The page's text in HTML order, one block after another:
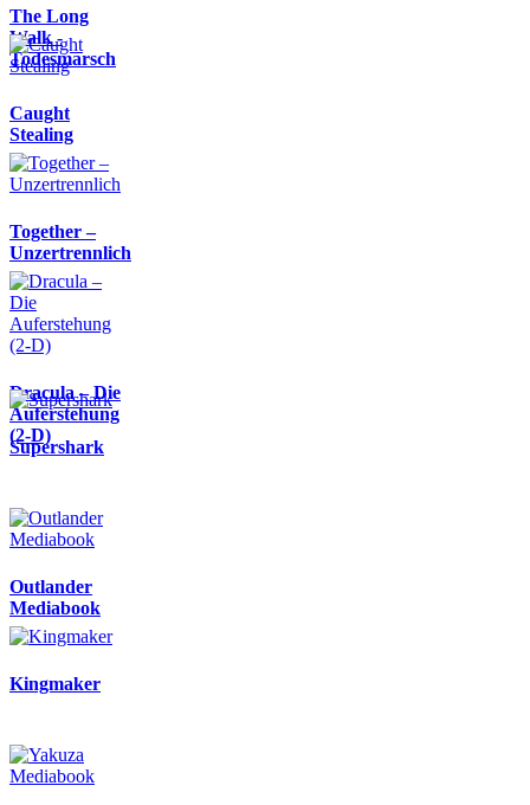
The Long
Walk -
Todesmarsch
Caught
Stealing
Together –
Unzertrennlich
Dracula – Die
Auferstehung
(2-D)
Supershark
Outlander
Mediabook
Kingmaker